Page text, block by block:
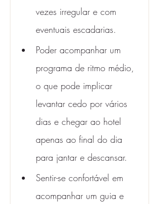
vezes irregular e com
eventuais escadarias.
Poder acompanhar um
programa de ritmo médio,
o que pode implicar
levantar cedo por vários
dias e chegar ao hotel
apenas ao final do dia
para jantar e descansar.
Sentir-se confortável em
acompanhar um guia e